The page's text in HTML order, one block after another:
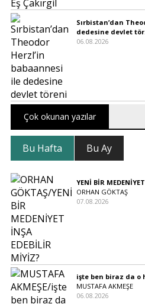
Sırbistan’dan
dedesine devlet
06.08.2026
Çok okunan yazılar
Bu Hafta Bu Ay
YENİ BİR
ORHAN GÖKTAŞ
07.08.2026
işte ben biraz da o
MUSTAFA AKMEŞE
06.08.2026